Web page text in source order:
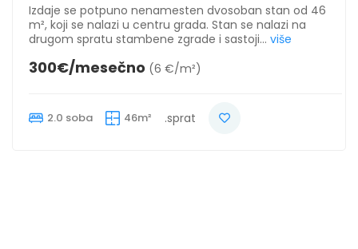
Izdaje se potpuno nenamesten dvosoban stan od 46
m², koji se nalazi u centru grada. Stan se nalazi na
drugom spratu stambene zgrade i sastoji... više
300€/mesečno (6 €/m²)
2.0 soba 46m² .sprat